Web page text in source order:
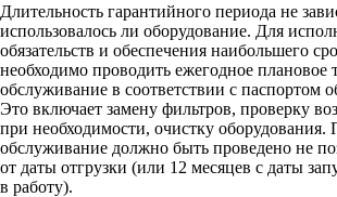
Длительность гарантийного периода не
использовалось ли оборудование. Для
обязательств и обеспечения наибольшего
необходимо проводить ежегодное плановое
обслуживание в соответствии с паспортом
Это включает замену фильтров, проверку
при необходимости, очистку оборудования.
обслуживание должно быть проведено не
от даты отгрузки (или 12 месяцев с даты
в работу).